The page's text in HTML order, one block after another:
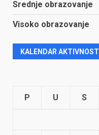
Srednje obrazovanje
Visoko obrazovanje
KALENDAR AKTIVNOSTI
P U S